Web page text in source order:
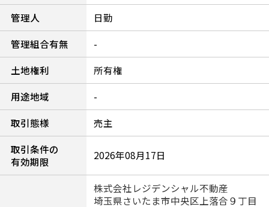
管理人
日勤
管理組合有無
-
土地権利
所有権
用途地域
-
取引態様
売主
取引条件の
有効期限
2026年08月17日
株式会社レジデンシャル不動産
埼玉県さいたま市中央区上落合９丁目